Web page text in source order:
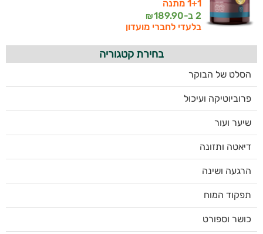
1+1 מתנה
2 ב-
189.90
₪
בלעדי לחברי מועדון
בחירת קטגוריה
הסלט של הבוקר
פרוביוטיקה ועיכול
שיער ועור
דיאטה ותזונה
הרגעה ושינה
תפקוד המוח
כושר וספורט